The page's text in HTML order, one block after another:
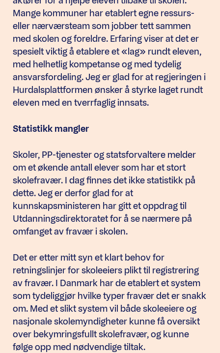
Mange kommuner har etablert egne ressurs-
eller nærværsteam som jobber tett sammen
med skolen og foreldre. Erfaring viser at det er
spesielt viktig å etablere et «lag» rundt eleven,
med helhetlig kompetanse og med tydelig
ansvarsfordeling. Jeg er glad for at regjeringen i
Hurdalsplattformen ønsker å styrke laget rundt
eleven med en tverrfaglig innsats.
Statistikk mangler
Skoler, PP-tjenester og statsforvaltere melder
om et økende antall elever som har et stort
skolefravær. I dag finnes det ikke statistikk på
dette. Jeg er derfor glad for at
kunnskapsministeren har gitt et oppdrag til
Utdanningsdirektoratet for å se nærmere på
omfanget av fravær i skolen.
Det er etter mitt syn et klart behov for
retningslinjer for skoleeiers plikt til registrering
av fravær. I Danmark har de etablert et system
som tydeliggjør hvilke typer fravær det er snakk
om. Med et slikt system vil både skoleeiere og
nasjonale skolemyndigheter kunne få oversikt
over bekymringsfullt skolefravær, og kunne
følge opp med nødvendige tiltak.